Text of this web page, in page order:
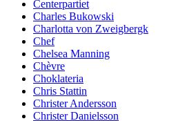
Centerpartiet
Charles Bukowski
Charlotta von Zweigbergk
Chef
Chelsea Manning
Chèvre
Choklateria
Chris Stattin
Christer Andersson
Christer Danielsson